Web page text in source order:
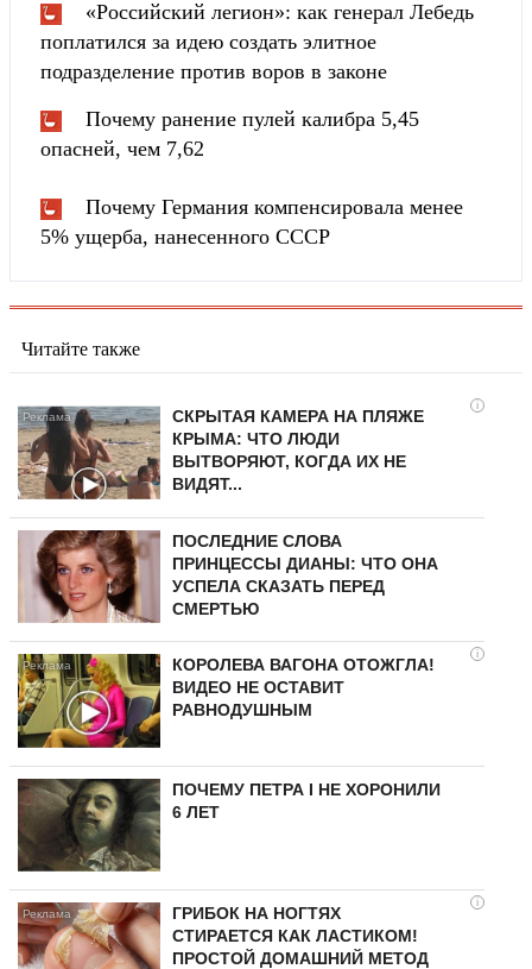
«Российский легион»: как генерал Лебедь
поплатился за идею создать элитное
подразделение против воров в законе
Почему ранение пулей калибра 5,45
опасней, чем 7,62
Почему Германия компенсировала менее
5% ущерба, нанесенного СССР
Читайте также
i
СКРЫТАЯ КАМЕРА НА ПЛЯЖЕ
КРЫМА: ЧТО ЛЮДИ
ВЫТВОРЯЮТ, КОГДА ИХ НЕ
ВИДЯТ...
ПОСЛЕДНИЕ СЛОВА
ПРИНЦЕССЫ ДИАНЫ: ЧТО ОНА
УСПЕЛА СКАЗАТЬ ПЕРЕД
СМЕРТЬЮ
i
КОРОЛЕВА ВАГОНА ОТОЖГЛА!
ВИДЕО НЕ ОСТАВИТ
РАВНОДУШНЫМ
ПОЧЕМУ ПЕТРА I НЕ ХОРОНИЛИ
6 ЛЕТ
i
ГРИБОК НА НОГТЯХ
СТИРАЕТСЯ КАК ЛАСТИКОМ!
ПРОСТОЙ ДОМАШНИЙ МЕТОД